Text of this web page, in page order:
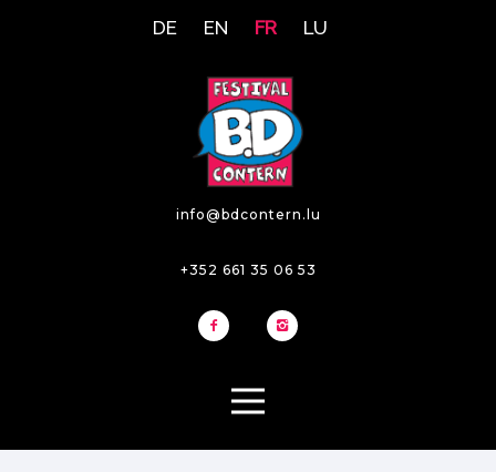
DE EN FR LU
info@bdcontern.lu
+352 661 35 06 53